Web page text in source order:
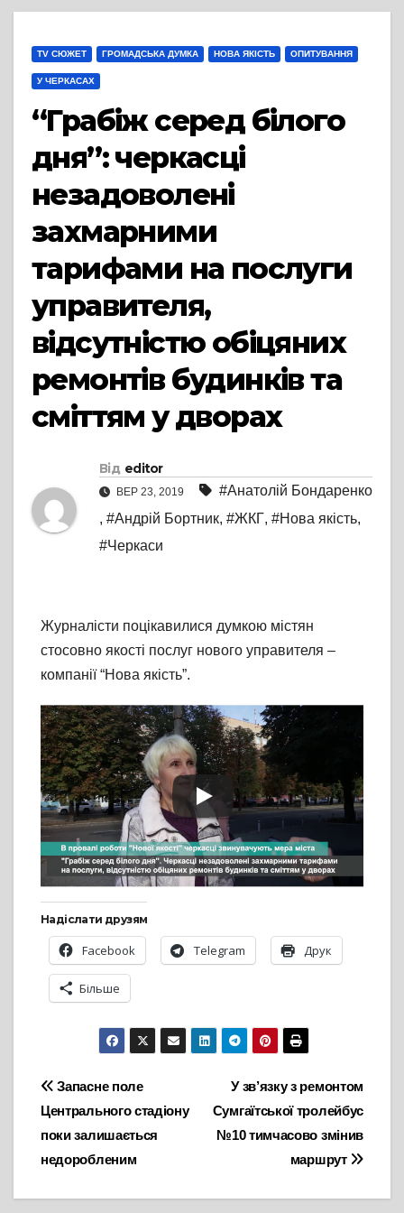
TV СЮЖЕТ ГРОМАДСЬКА ДУМКА НОВА ЯКІСТЬ ОПИТУВАННЯ
У ЧЕРКАСАХ
“Грабіж серед білого
дня”: черкасці
незадоволені
захмарними
тарифами на послуги
управителя,
відсутністю обіцяних
ремонтів будинків та
сміттям у дворах
Від editor
ВЕР 23, 2019
#Анатолій Бондаренко
, #Андрій Бортник, #ЖКГ, #Нова якість,
#Черкаси
Журналісти поцікавилися думкою містян
стосовно якості послуг нового управителя –
компанії “Нова якість”.
Надіслати друзям
Facebook Telegram Друк
Більше
Навігація
записів
У зв’язку з ремонтом
Сумгаїтської тролейбус
№10 тимчасово змінив
маршрут
Запасне поле
Центрального стадіону
поки залишається
недоробленим